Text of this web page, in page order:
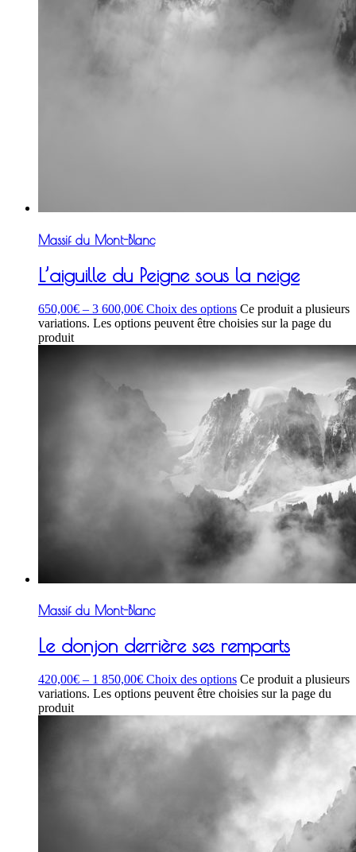
Massif du Mont-Blanc
L’aiguille du Peigne sous la neige
650,00€ – 3 600,00€ Choix des options Ce produit a plusieurs
variations. Les options peuvent être choisies sur la page du
produit
Massif du Mont-Blanc
Le donjon derrière ses remparts
420,00€ – 1 850,00€ Choix des options Ce produit a plusieurs
variations. Les options peuvent être choisies sur la page du
produit